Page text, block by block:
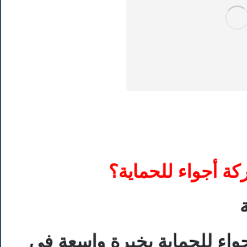
أجواء للحماية؟
للحماية بخبرة واسعة في